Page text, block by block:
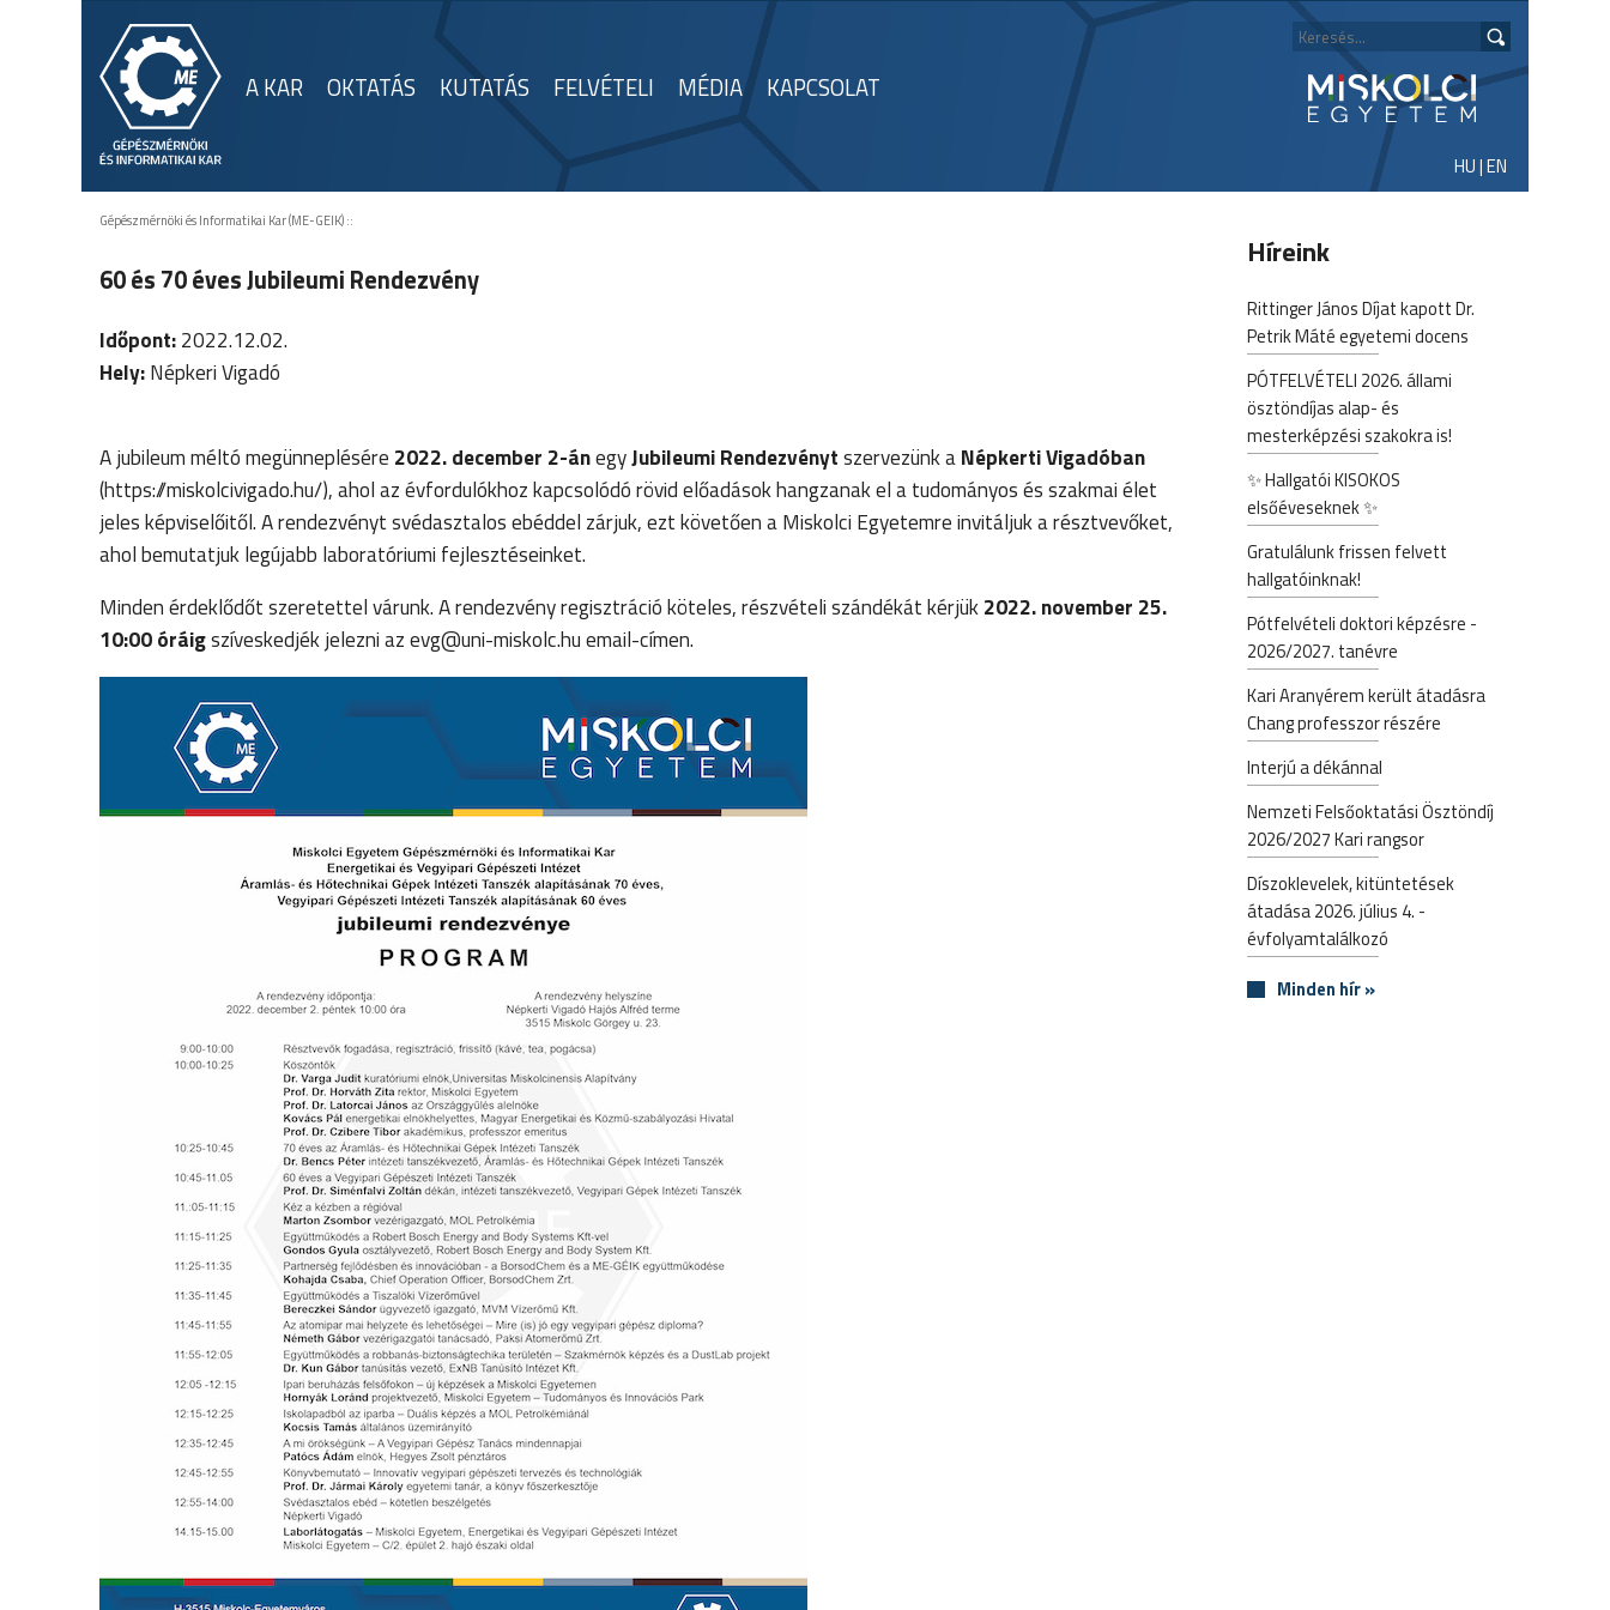
A KAR OKTATÁS KUTATÁS FELVÉTELI MÉDIA KAPCSOLAT
HU|EN
Gépészmérnöki és Informatikai Kar (ME-GEIK)::
60 és 70 éves Jubileumi Rendezvény
Időpont:2022.12.02.
Hely:Népkeri Vigadó
A jubileum méltó megünneplésére 2022. december 2-ánegyJubileumi Rendezvénytszervezünk aNépkerti Vigadóban
(https://miskolcivigado.hu/), ahol az évfordulókhoz kapcsolódó rövid előadások hangzanak el a tudományos és szakmai élet
jeles képviselőitől. A rendezvényt svédasztalos ebéddel zárjuk, ezt követően a Miskolci Egyetemre invitáljuk a résztvevőket,
ahol bemutatjuk legújabb laboratóriumi fejlesztéseinket.
Minden érdeklődőt szeretettel várunk. A rendezvény regisztráció köteles, részvételi szándékát kérjük2022. november 25.
10:00 óráigszíveskedjék jelezni az evg@uni-miskolc.hu email-címen.
Híreink
Rittinger János Díjat kapott Dr.
Petrik Máté egyetemi docens
PÓTFELVÉTELI 2026. állami
ösztöndíjas alap- és
mesterképzési szakokra is!
✨ Hallgatói KISOKOS
elsőéveseknek ✨
Gratulálunk frissen felvett
hallgatóinknak!
Pótfelvételi doktori képzésre -
2026/2027. tanévre
Kari Aranyérem került átadásra
Chang professzor részére
Interjú a dékánnal
Nemzeti Felsőoktatási Ösztöndíj
2026/2027 Kari rangsor
Díszoklevelek, kitüntetések
átadása 2026. július 4. -
évfolyamtalálkozó
Minden hír »